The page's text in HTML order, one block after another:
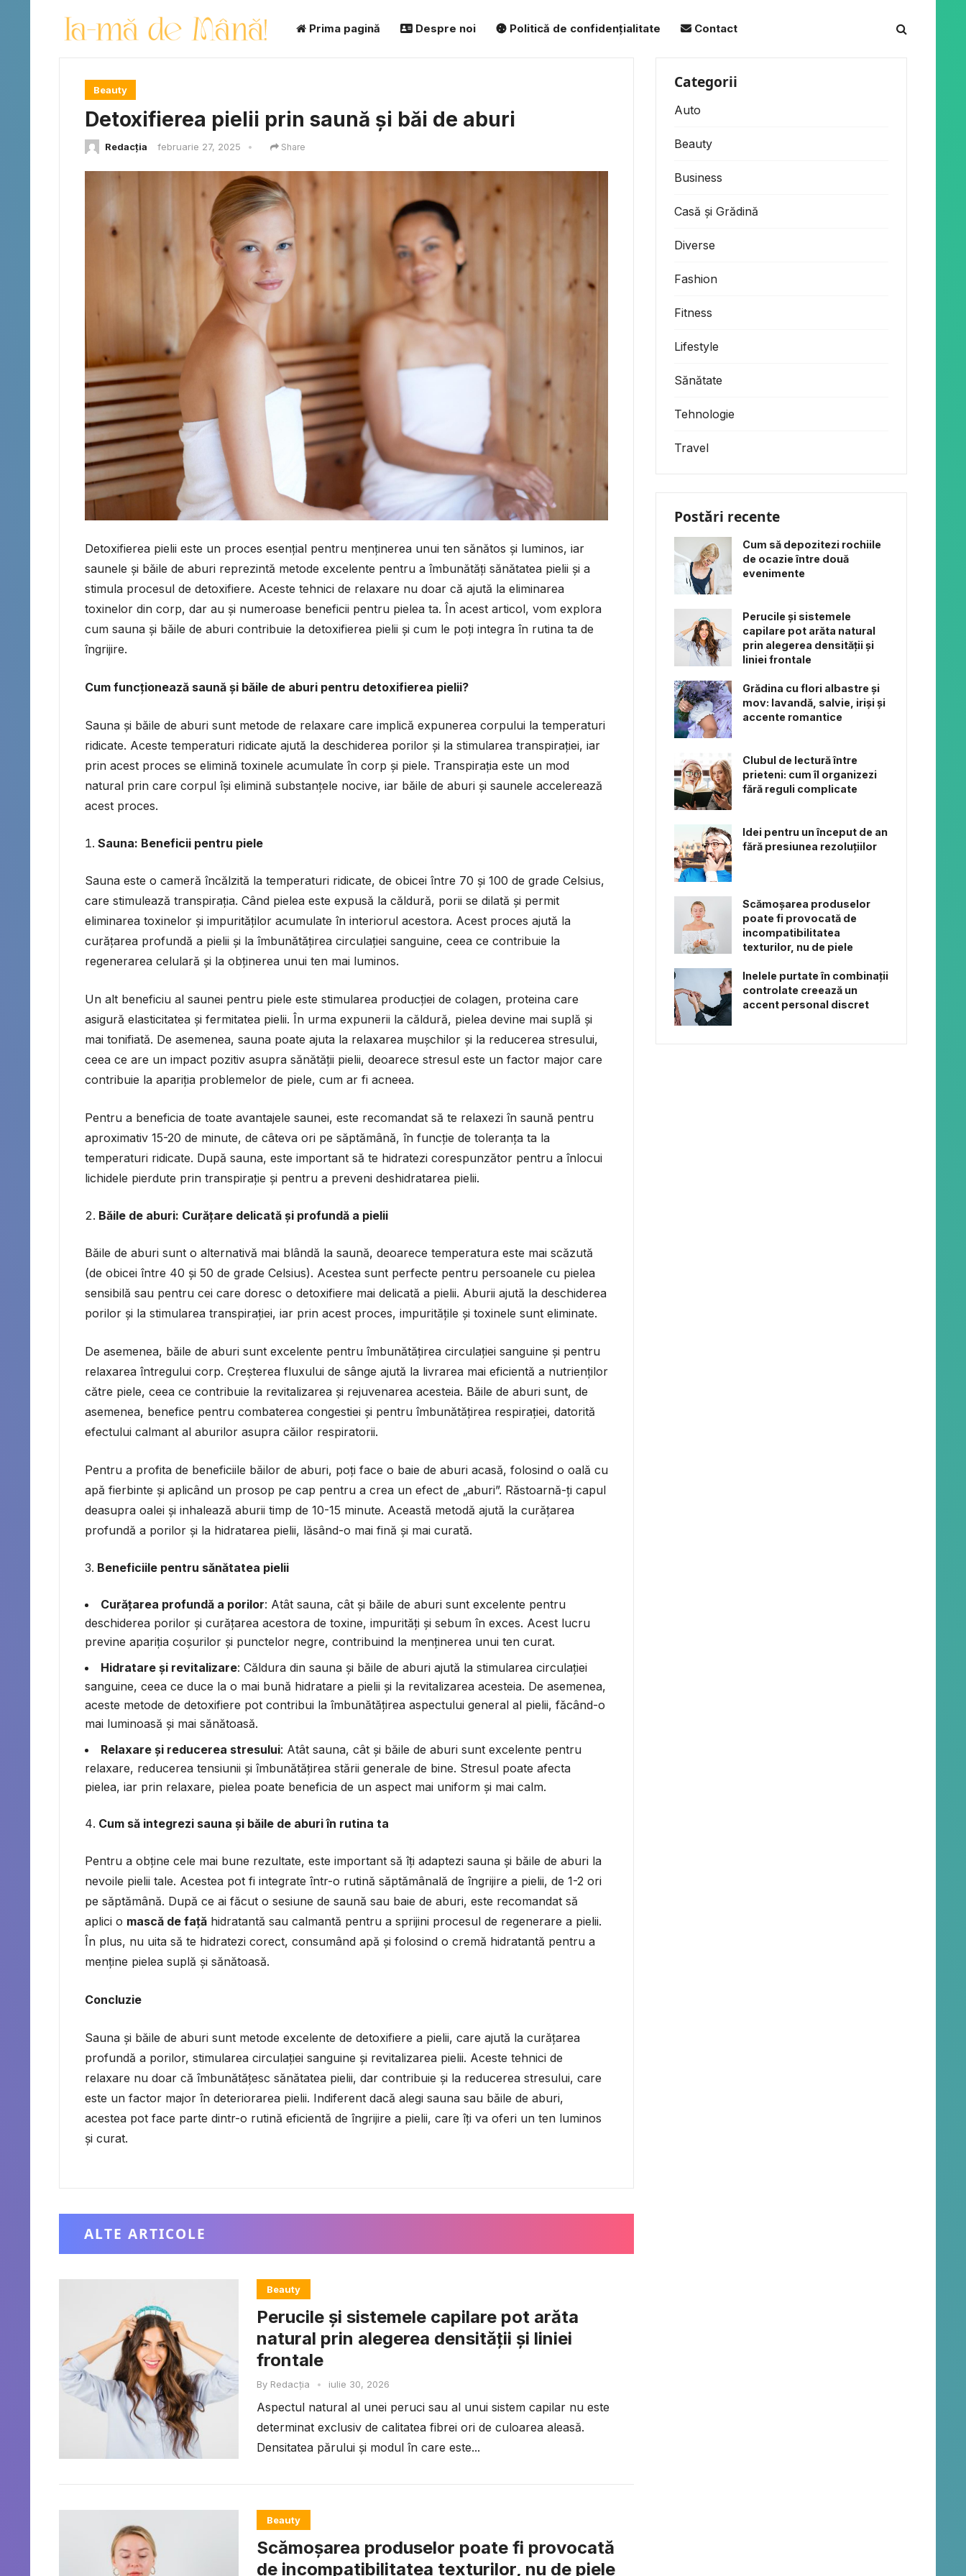
Prima pagină Despre noi Politică de confidențialitate Contact
Beauty
Detoxifierea pielii prin saună și băi de aburi
Redacția februarie 27, 2025 • Share
Detoxifierea pielii este un proces esențial pentru menținerea unui ten sănătos și luminos, iar
saunele și băile de aburi reprezintă metode excelente pentru a îmbunătăți sănătatea pielii și a
stimula procesul de detoxifiere. Aceste tehnici de relaxare nu doar că ajută la eliminarea
toxinelor din corp, dar au și numeroase beneficii pentru pielea ta. În acest articol, vom explora
cum sauna și băile de aburi contribuie la detoxifierea pielii și cum le poți integra în rutina ta de
îngrijire.
Cum funcționează saună și băile de aburi pentru detoxifierea pielii?
Sauna și băile de aburi sunt metode de relaxare care implică expunerea corpului la temperaturi
ridicate. Aceste temperaturi ridicate ajută la deschiderea porilor și la stimularea transpirației, iar
prin acest proces se elimină toxinele acumulate în corp și piele. Transpirația este un mod
natural prin care corpul își elimină substanțele nocive, iar băile de aburi și saunele accelerează
acest proces.
Sauna: Beneficii pentru piele
Sauna este o cameră încălzită la temperaturi ridicate, de obicei între 70 și 100 de grade Celsius,
care stimulează transpirația. Când pielea este expusă la căldură, porii se dilată și permit
eliminarea toxinelor și impurităților acumulate în interiorul acestora. Acest proces ajută la
curățarea profundă a pielii și la îmbunătățirea circulației sanguine, ceea ce contribuie la
regenerarea celulară și la obținerea unui ten mai luminos.
Un alt beneficiu al saunei pentru piele este stimularea producției de colagen, proteina care
asigură elasticitatea și fermitatea pielii. În urma expunerii la căldură, pielea devine mai suplă și
mai tonifiată. De asemenea, sauna poate ajuta la relaxarea mușchilor și la reducerea stresului,
ceea ce are un impact pozitiv asupra sănătății pielii, deoarece stresul este un factor major care
contribuie la apariția problemelor de piele, cum ar fi acneea.
Pentru a beneficia de toate avantajele saunei, este recomandat să te relaxezi în saună pentru
aproximativ 15-20 de minute, de câteva ori pe săptămână, în funcție de toleranța ta la
temperaturi ridicate. După sauna, este important să te hidratezi corespunzător pentru a înlocui
lichidele pierdute prin transpirație și pentru a preveni deshidratarea pielii.
Băile de aburi: Curățare delicată și profundă a pielii
Băile de aburi sunt o alternativă mai blândă la saună, deoarece temperatura este mai scăzută
(de obicei între 40 și 50 de grade Celsius). Acestea sunt perfecte pentru persoanele cu pielea
sensibilă sau pentru cei care doresc o detoxifiere mai delicată a pielii. Aburii ajută la deschiderea
porilor și la stimularea transpirației, iar prin acest proces, impuritățile și toxinele sunt eliminate.
De asemenea, băile de aburi sunt excelente pentru îmbunătățirea circulației sanguine și pentru
relaxarea întregului corp. Creșterea fluxului de sânge ajută la livrarea mai eficientă a nutrienților
către piele, ceea ce contribuie la revitalizarea și rejuvenarea acesteia. Băile de aburi sunt, de
asemenea, benefice pentru combaterea congestiei și pentru îmbunătățirea respirației, datorită
efectului calmant al aburilor asupra căilor respiratorii.
Pentru a profita de beneficiile băilor de aburi, poți face o baie de aburi acasă, folosind o oală cu
apă fierbinte și aplicând un prosop pe cap pentru a crea un efect de „aburi”. Răstoarnă-ți capul
deasupra oalei și inhalează aburii timp de 10-15 minute. Această metodă ajută la curățarea
profundă a porilor și la hidratarea pielii, lăsând-o mai fină și mai curată.
Beneficiile pentru sănătatea pielii
Curățarea profundă a porilor: Atât sauna, cât și băile de aburi sunt excelente pentru
deschiderea porilor și curățarea acestora de toxine, impurități și sebum în exces. Acest lucru
previne apariția coșurilor și punctelor negre, contribuind la menținerea unui ten curat.
Hidratare și revitalizare: Căldura din sauna și băile de aburi ajută la stimularea circulației
sanguine, ceea ce duce la o mai bună hidratare a pielii și la revitalizarea acesteia. De asemenea,
aceste metode de detoxifiere pot contribui la îmbunătățirea aspectului general al pielii, făcând-o
mai luminoasă și mai sănătoasă.
Relaxare și reducerea stresului: Atât sauna, cât și băile de aburi sunt excelente pentru
relaxare, reducerea tensiunii și îmbunătățirea stării generale de bine. Stresul poate afecta
pielea, iar prin relaxare, pielea poate beneficia de un aspect mai uniform și mai calm.
Cum să integrezi sauna și băile de aburi în rutina ta
Pentru a obține cele mai bune rezultate, este important să îți adaptezi sauna și băile de aburi la
nevoile pielii tale. Acestea pot fi integrate într-o rutină săptămânală de îngrijire a pielii, de 1-2 ori
pe săptămână. După ce ai făcut o sesiune de saună sau baie de aburi, este recomandat să
aplici o mască de față hidratantă sau calmantă pentru a sprijini procesul de regenerare a pielii.
În plus, nu uita să te hidratezi corect, consumând apă și folosind o cremă hidratantă pentru a
menține pielea suplă și sănătoasă.
Concluzie
Sauna și băile de aburi sunt metode excelente de detoxifiere a pielii, care ajută la curățarea
profundă a porilor, stimularea circulației sanguine și revitalizarea pielii. Aceste tehnici de
relaxare nu doar că îmbunătățesc sănătatea pielii, dar contribuie și la reducerea stresului, care
este un factor major în deteriorarea pielii. Indiferent dacă alegi sauna sau băile de aburi,
acestea pot face parte dintr-o rutină eficientă de îngrijire a pielii, care îți va oferi un ten luminos
și curat.
ALTE ARTICOLE
Beauty
Perucile și sistemele capilare pot arăta
natural prin alegerea densității și liniei
frontale
By Redacția • iulie 30, 2026
Aspectul natural al unei peruci sau al unui sistem capilar nu este
determinat exclusiv de calitatea fibrei ori de culoarea aleasă.
Densitatea părului și modul în care este...
Beauty
Scămoșarea produselor poate fi provocată
de incompatibilitatea texturilor, nu de piele
Categorii
Auto
Beauty
Business
Casă și Grădină
Diverse
Fashion
Fitness
Lifestyle
Sănătate
Tehnologie
Travel
Postări recente
Cum să depozitezi rochiile
de ocazie între două
evenimente
Perucile și sistemele
capilare pot arăta natural
prin alegerea densității și
liniei frontale
Grădina cu flori albastre și
mov: lavandă, salvie, iriși și
accente romantice
Clubul de lectură între
prieteni: cum îl organizezi
fără reguli complicate
Idei pentru un început de an
fără presiunea rezoluțiilor
Scămoșarea produselor
poate fi provocată de
incompatibilitatea
texturilor, nu de piele
Inelele purtate în combinații
controlate creează un
accent personal discret